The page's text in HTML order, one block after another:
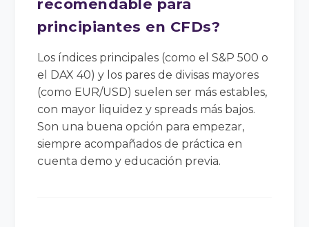
recomendable para
principiantes en CFDs?
Los índices principales (como el S&P 500 o
el DAX 40) y los pares de divisas mayores
(como EUR/USD) suelen ser más estables,
con mayor liquidez y spreads más bajos.
Son una buena opción para empezar,
siempre acompañados de práctica en
cuenta demo y educación previa.